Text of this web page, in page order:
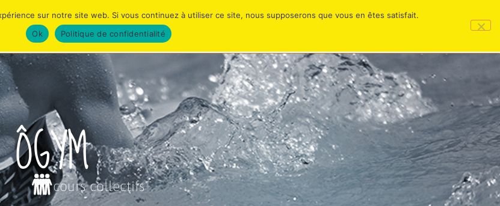
PLANNING HORAIRES/CONTACT
ÔGYMcours collectifs
sur notre site web. Si vous continuez à utiliser ce site, nous supposerons que vous en êtes satisfait.
Ok
Politique de confidentialité